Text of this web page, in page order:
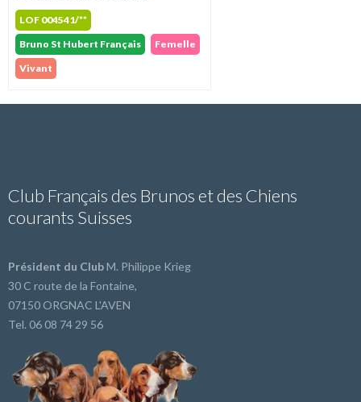
LOF 004541/**
Bruno St Hubert Français
Femelle
Vivant
Club Français des Brunos et des Chiens
courants Suisses
Président du ClubM. Philippe Krieg
30 C route de la Fontaine,
07150 ORGNAC L'AVEN
Tel. 06 08 74 29 56